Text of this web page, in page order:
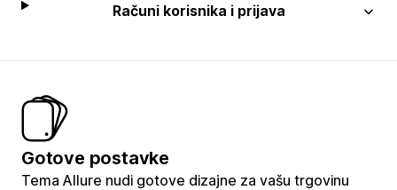
Računi korisnika i prijava
Gotove postavke
Tema Allure nudi gotove dizajne za vašu trgovinu